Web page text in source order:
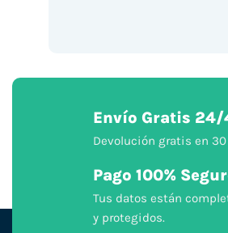
Envío Gratis 24/
Devolución gratis en
Pago 100%
Tus datos están
y protegidos.